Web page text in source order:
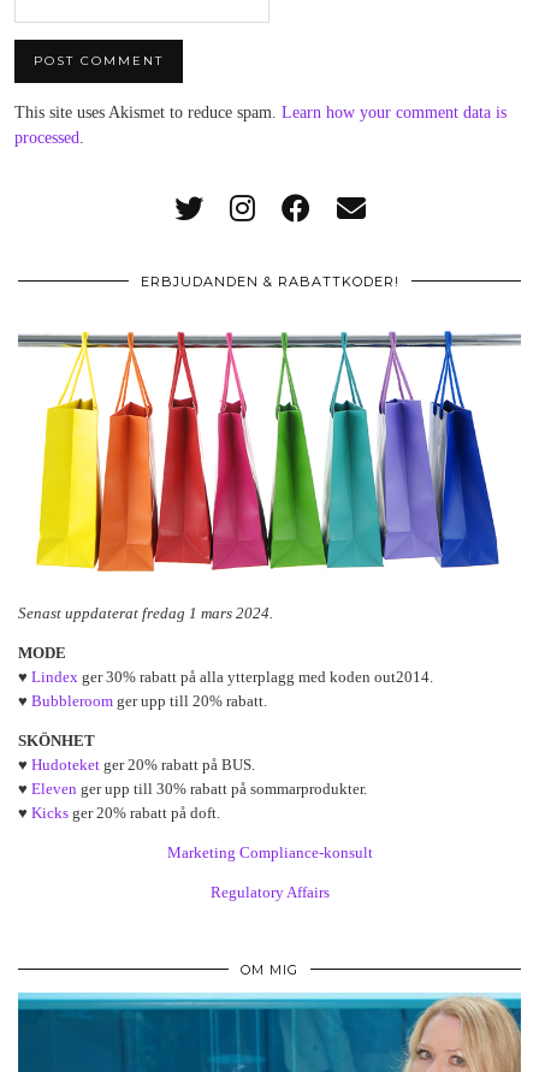
This site uses Akismet to reduce spam. Learn how your comment data is
processed.
ERBJUDANDEN & RABATTKODER!
Senast uppdaterat fredag 1 mars 2024.
MODE
♥ Lindex ger 30% rabatt på alla ytterplagg med koden out2014.
♥ Bubbleroom ger upp till 20% rabatt.
SKÖNHET
♥ Hudoteket ger 20% rabatt på BUS.
♥ Eleven ger upp till 30% rabatt på sommarprodukter.
♥ Kicks ger 20% rabatt på doft.
Marketing Compliance-konsult
Regulatory Affairs
OM MIG